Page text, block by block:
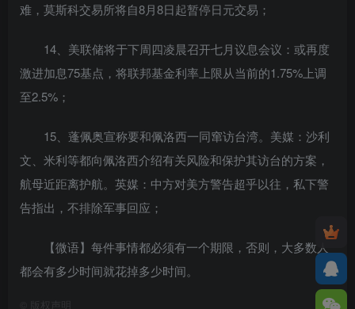
难，莫斯科交易所将自8月8日起暂停日元交易；
14、美联储将于下周四凌晨召开七月议息会议：或再度
激进加息75基点，将联邦基金利率上限从当前的1.75%上调
至2.5%；
15、蓬佩奥宣称要和佩洛西一同窜访台湾。美媒：沙利
文、米利等都向佩洛西介绍有关风险和保护其访台的方案，
航母近距离护航。英媒：中方对美方警告超乎以往，私下警
告指出，不排除军事回应；
【微语】每件事情都必须有一个期限，否则，大多数人
都会有多少时间就花掉多少时间。
版权声明